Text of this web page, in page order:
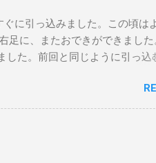
に引っ込みました。この頃は
に、またおできができました
た。前回と同じように引っ込
来月廃業するとのことだった
てきているので、紹介状を持
らず、巴が15歳（人間で言う
私も気になります。麻酔をか